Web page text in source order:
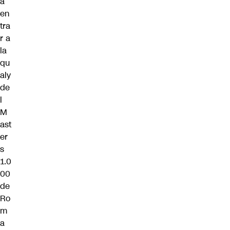
en
tra
r a
la
qu
aly
de
l
M
ast
er
s
1.0
00
de
Ro
m
a